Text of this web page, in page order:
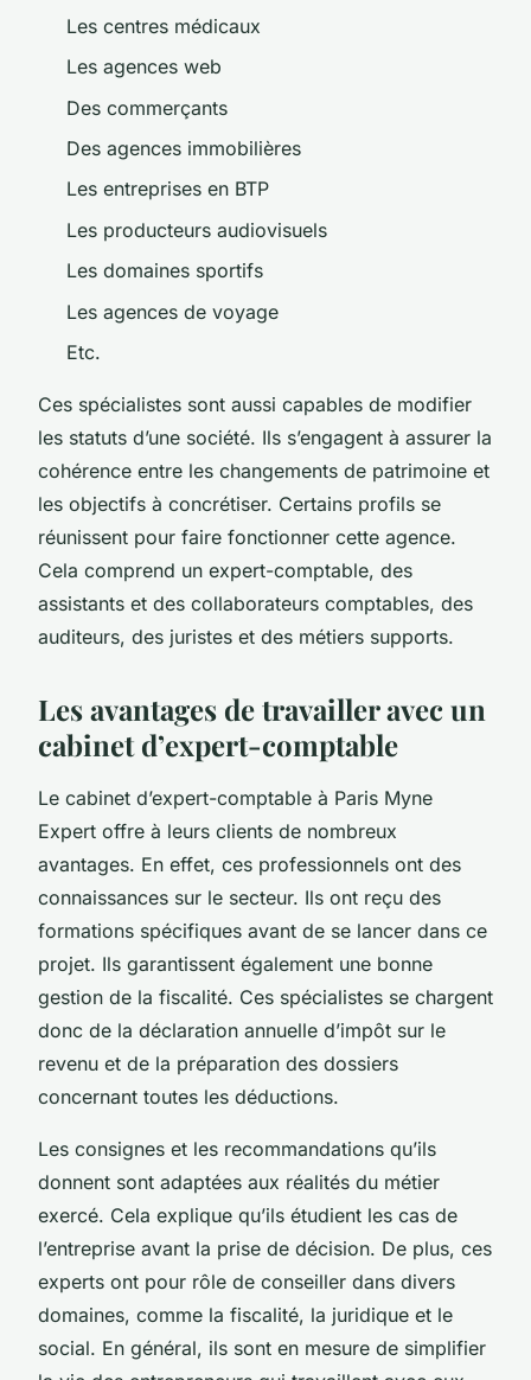
Les centres médicaux
Les agences web
Des commerçants
Des agences immobilières
Les entreprises en BTP
Les producteurs audiovisuels
Les domaines sportifs
Les agences de voyage
Etc.
Ces spécialistes sont aussi capables de modifier
les statuts d’une société. Ils s’engagent à assurer la
cohérence entre les changements de patrimoine et
les objectifs à concrétiser. Certains profils se
réunissent pour faire fonctionner cette agence.
Cela comprend un expert-comptable, des
assistants et des collaborateurs comptables, des
auditeurs, des juristes et des métiers supports.
Les avantages de travailler avec un
cabinet d’expert-comptable
Le cabinet d’expert-comptable à Paris Myne
Expert offre à leurs clients de nombreux
avantages. En effet, ces professionnels ont des
connaissances sur le secteur. Ils ont reçu des
formations spécifiques avant de se lancer dans ce
projet. Ils garantissent également une bonne
gestion de la fiscalité. Ces spécialistes se chargent
donc de la déclaration annuelle d’impôt sur le
revenu et de la préparation des dossiers
concernant toutes les déductions.
Les consignes et les recommandations qu’ils
donnent sont adaptées aux réalités du métier
exercé. Cela explique qu’ils étudient les cas de
l’entreprise avant la prise de décision. De plus, ces
experts ont pour rôle de conseiller dans divers
domaines, comme la fiscalité, la juridique et le
social. En général, ils sont en mesure de simplifier